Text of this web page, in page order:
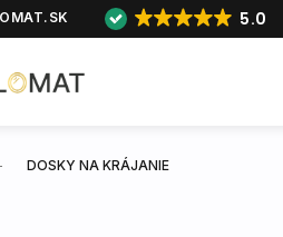
5.0
DOSKY NA KRÁJANIE